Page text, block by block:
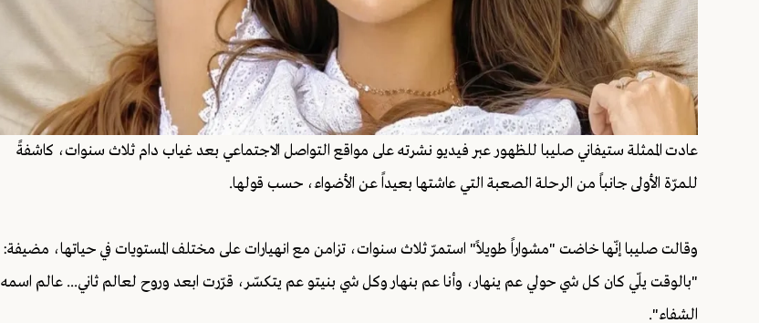
عادت الممثلة ستيفاني صليبا للظهور عبر فيديو نشرته على مواقع التواصل الاجتماعي بعد غياب دام ثلاث سنوات، كاشفةً
للمرّة الأولى جانباً من الرحلة الصعبة التي عاشتها بعيداً عن الأضواء، حسب قولها.
وقالت صليبا إنّها خاضت "مشواراً طويلاً" استمرّ ثلاث سنوات، تزامن مع انهيارات على مختلف المستويات في حياتها، مضيفة:
"بالوقت يلّي كان كل شي حولي عم ينهار، وأنا عم بنهار وكل شي بنيتو عم يتكسّر، قرّرت ابعد وروح لعالم ثاني... عالم اسمه
الشفاء".